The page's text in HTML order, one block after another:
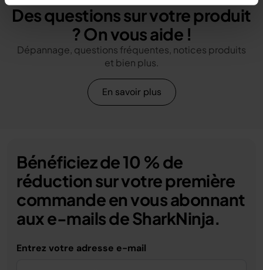
Des questions sur votre produit
? On vous aide !
Dépannage, questions fréquentes, notices produits
et bien plus.
En savoir plus
Bénéficiez de 10 % de
réduction sur votre première
commande en vous abonnant
aux e-mails de SharkNinja.
Entrez votre adresse e-mail